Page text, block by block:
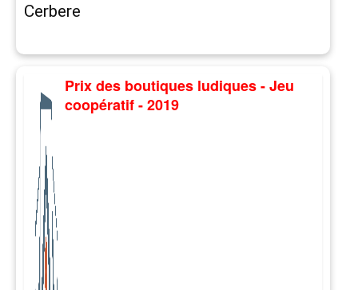
Cerbere
Prix des boutiques ludiques - Jeu
coopératif - 2019